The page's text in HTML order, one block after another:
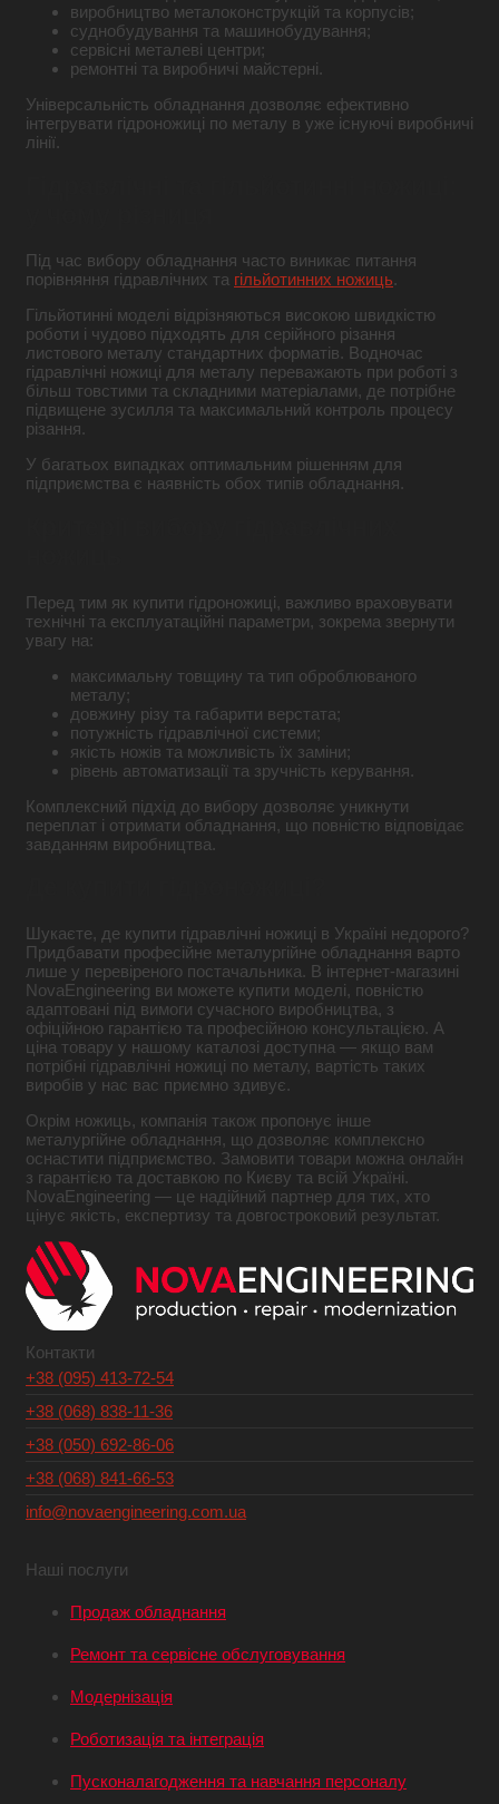
виробництво металоконструкцій та корпусів;
суднобудування та машинобудування;
сервісні металеві центри;
ремонтні та виробничі майстерні.
Універсальність обладнання дозволяє ефективно
інтегрувати гідроножиці по металу в уже існуючі виробничі
лінії.
Під час вибору обладнання часто виникає питання
порівняння гідравлічних та гільйотинних ножиць.
Гільйотинні моделі відрізняються високою швидкістю
роботи і чудово підходять для серійного різання
листового металу стандартних форматів. Водночас
гідравлічні ножиці для металу переважають при роботі з
більш товстими та складними матеріалами, де потрібне
підвищене зусилля та максимальний контроль процесу
різання.
У багатьох випадках оптимальним рішенням для
підприємства є наявність обох типів обладнання.
Перед тим як купити гідроножиці, важливо враховувати
технічні та експлуатаційні параметри, зокрема звернути
увагу на:
максимальну товщину та тип оброблюваного
металу;
довжину різу та габарити верстата;
потужність гідравлічної системи;
якість ножів та можливість їх заміни;
рівень автоматизації та зручність керування.
Комплексний підхід до вибору дозволяє уникнути
переплат і отримати обладнання, що повністю відповідає
завданням виробництва.
Шукаєте, де купити гідравлічні ножиці в Україні недорого?
Придбавати професійне металургійне обладнання варто
лише у перевіреного постачальника. В інтернет-магазині
NovaEngineering ви можете купити моделі, повністю
адаптовані під вимоги сучасного виробництва, з
офіційною гарантією та професійною консультацією. А
ціна товару у нашому каталозі доступна — якщо вам
потрібні гідравлічні ножиці по металу, вартість таких
виробів у нас вас приємно здивує.
Окрім ножиць, компанія також пропонує інше
металургійне обладнання, що дозволяє комплексно
оснастити підприємство. Замовити товари можна онлайн
з гарантією та доставкою по Києву та всій Україні.
NovaEngineering — це надійний партнер для тих, хто
цінує якість, експертизу та довгостроковий результат.
Контакти
+38 (095) 413-72-54
+38 (068) 838-11-36
+38 (050) 692-86-06
+38 (068) 841-66-53
info@novaengineering.com.ua
Наші послуги
Продаж обладнання
Ремонт та сервісне обслуговування
Модернізація
Роботизація та інтеграція
Пусконалагодження та навчання персоналу